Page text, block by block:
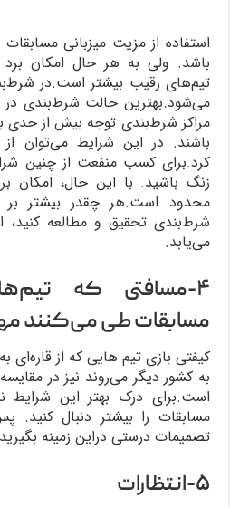
استفاده از مزیت میزبانی
باشد. ولی به هر حال امکان
تیم‌های رقیب بیشتر است.در
می‌شود.بهترین حالت شرط‌بندی
مراکز شرط‌بندی توجه بیش از حدی
باشند. در این شرایط می‌توان
کرد.برای کسب منفعت از چنین
زنگ باشید. با این حال، امکان
محدود است.هر چقدر بیشتر
شرط‌بندی تحقیق و مطالعه کنید،
می‌یابد.
۴-مسافتی که
مسابقات طی می‌کنند
کیفتی بازی تیم هایی که از قاره‌ای
به کشور دیگر می‌روند نیز در
است.برای درک بهتر این شرایط
مسابقات را بیشتر دنبال کنید.
تصمیمات درستی دراین زمینه
۵-انتظارات